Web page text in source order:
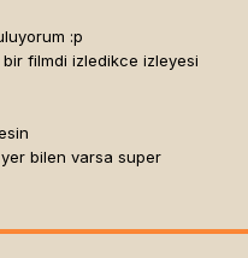
:p
filmdi izledikce izleyesi
bilen varsa super